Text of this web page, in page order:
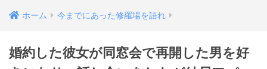
ホーム 今までにあった修羅場を語れ
婚約した彼女が同窓会で再開した男を好